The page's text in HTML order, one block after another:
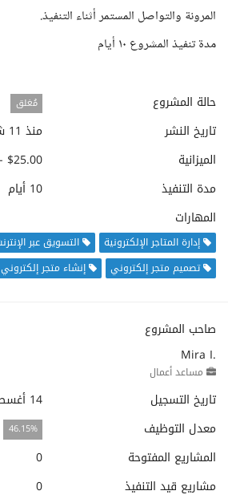
المرونة والتواصل المستمر أثناء التنفيذ.
مدة تنفيذ المشروع ١٠ أيام
حالة المشروع مُغلق
تاريخ النشر
منذ 11 شهرا
الميزانية
$25.00 - $50.00
مدة التنفيذ
10 أيام
المهارات
إدارة المتاجر الإلكترونية
التسويق عبر
تصميم متجر إلكتروني
إنشاء متجر إلكتروني
صاحب المشروع
Mira I.
مساعد أعمال
تاريخ التسجيل
14 أغسطس 2022
معدل التوظيف
46.15%
المشاريع المفتوحة
0
مشاريع قيد التنفيذ
0